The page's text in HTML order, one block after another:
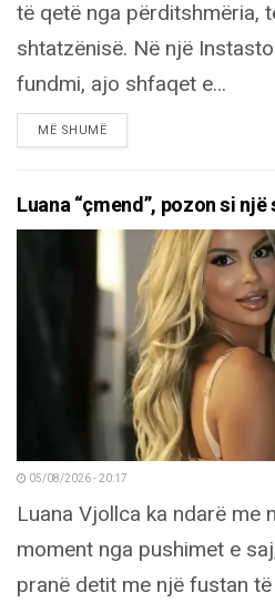
të qetë nga përditshmëria,
shtatzënisë. Në një
fundmi, ajo shfaqet e...
MË SHUMËDETAILS
Luana “çmend”, pozon si
05/08/2026 - 20:17
Luana Vjollca ka ndarë me
moment nga pushimet e
pranë detit me një fustan